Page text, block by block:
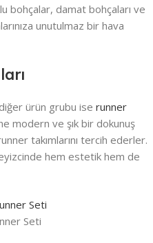
bohçalar, damat bohçaları ve
unutulmaz bir hava
diğer ürün grubu ise runner
modern ve şık bir dokunuş
takımlarını tercih ederler.
hem estetik hem de
Seti